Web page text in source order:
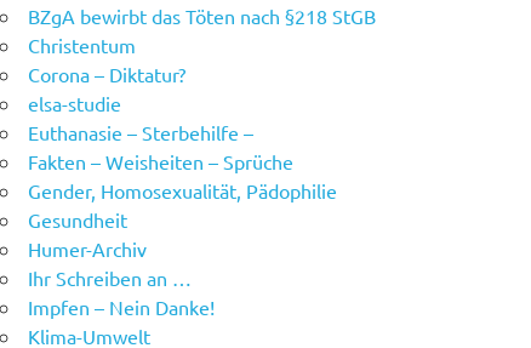
BZgA bewirbt das Töten nach §218 StGB
Christentum
Corona – Diktatur?
elsa-studie
Euthanasie – Sterbehilfe –
Fakten – Weisheiten – Sprüche
Gender, Homosexualität, Pädophilie
Gesundheit
Humer-Archiv
Ihr Schreiben an …
Impfen – Nein Danke!
Klima-Umwelt